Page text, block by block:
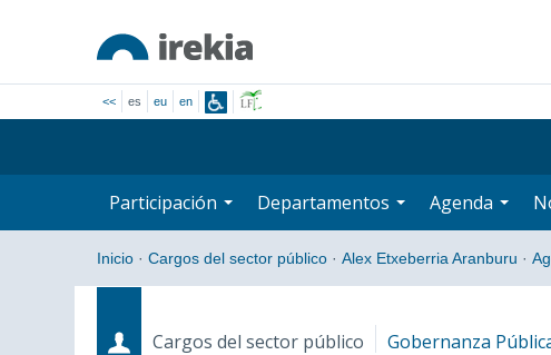
<< es eu en
Participación Departamentos Agenda
Inicio · Cargos del sector público · Alex Etxeberria Aranburu ·
Cargos del sector público Gobernanza